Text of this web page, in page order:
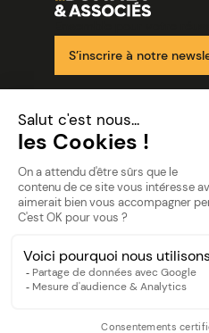
S’inscrire à notre
Nos solutions
Nos cabinets
Mon espace client